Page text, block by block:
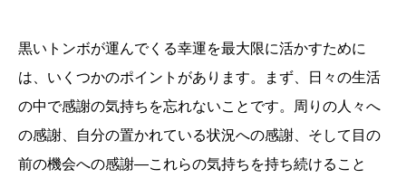
黒いトンボが運んでくる幸運を最大限に活かすために
は、いくつかのポイントがあります。まず、日々の生活
の中で感謝の気持ちを忘れないことです。周りの人々へ
の感謝、自分の置かれている状況への感謝、そして目の
前の機会への感謝―これらの気持ちを持ち続けること